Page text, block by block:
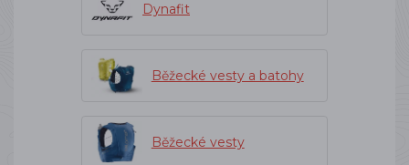
Dynafit
Běžecké vesty a batohy
Běžecké vesty